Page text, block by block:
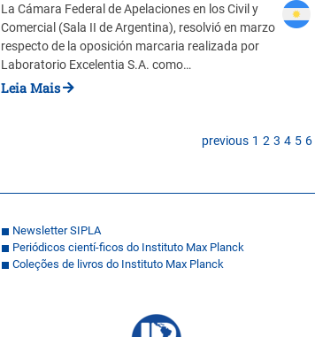
La Cámara Federal de Apelaciones en los Civil y
Comercial (Sala II de Argentina), resolvió en marzo
respecto de la oposición marcaria realizada por
Laboratorio Excelentia S.A. como…
Leia Mais
previous 1 2 3 4 5 6
Newsletter SIPLA
Periódicos cientí-ficos do Instituto Max Planck
Coleções de livros do Instituto Max Planck